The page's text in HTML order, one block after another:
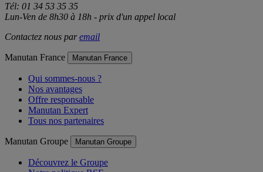
Tél: 01 34 53 35 35
Lun-Ven de 8h30 à 18h - prix d'un appel local
Contactez nous paremail
Manutan France Manutan France
Qui sommes-nous ?
Nos avantages
Offre responsable
Manutan Expert
Tous nos partenaires
Manutan Groupe Manutan Groupe
Découvrez le Groupe